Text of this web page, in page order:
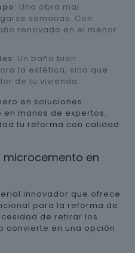
: Una obra mal
semanas. Con
renovado en el menor
: Un baño bien
la estética, sino que
de tu vivienda.
en soluciones
manos de expertos.
tu reforma con calidad
microcemento en
innovador que ofrece
para la reforma de
de retirar los
convierte en una opción